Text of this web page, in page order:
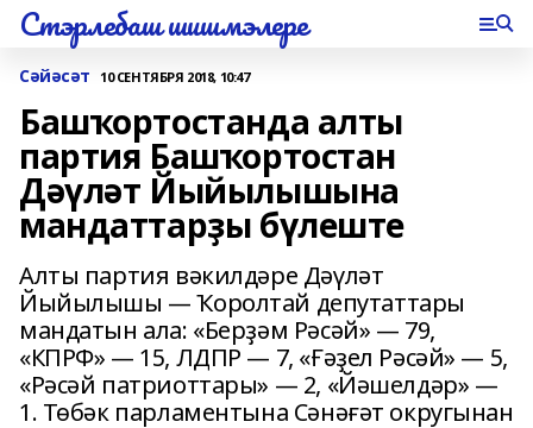
Стэрлебаш шишмэлере
Сәйәсәт 10 СЕНТЯБРЯ 2018, 10:47
Башҡортостанда алты
партия Башҡортостан
Дәүләт Йыйылышына
мандаттарҙы бүлеште
Алты партия вәкилдәре Дәүләт
Йыйылышы — Ҡоролтай депутаттары
мандатын ала: «Берҙәм Рәсәй» — 79,
«КПРФ» — 15, ЛДПР — 7, «Ғәҙел Рәсәй» — 5,
«Рәсәй патриоттары» — 2, «Йәшелдәр» —
1. Төбәк парламентына Сәнәғәт округынан